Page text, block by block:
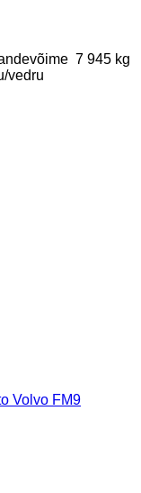
7 945 kg
vedru
Volvo FM9